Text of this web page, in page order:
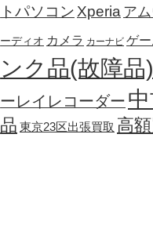
トパソコン Xperia ア
ーディオ カメラ カーナビ ゲ
ンク品(故障品)
ーレイレコーダー
品 東京23区出張買取 高